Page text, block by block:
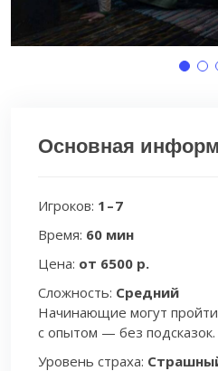
Основная
Игроков: 1 – 7
Время: 60 мин
Цена: от 6500 р.
Сложность: Средний
Начинающие могут пройти
с опытом — без подсказок.
Уровень страха: